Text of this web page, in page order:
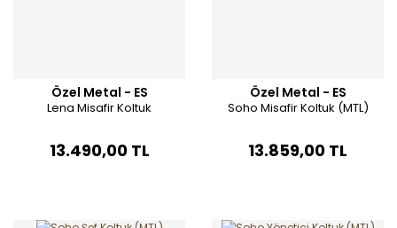
Özel Metal - ES
Lena Misafir Koltuk
13.490,00 TL
Özel Metal - ES
Soho Misafir Koltuk (MTL)
13.859,00 TL